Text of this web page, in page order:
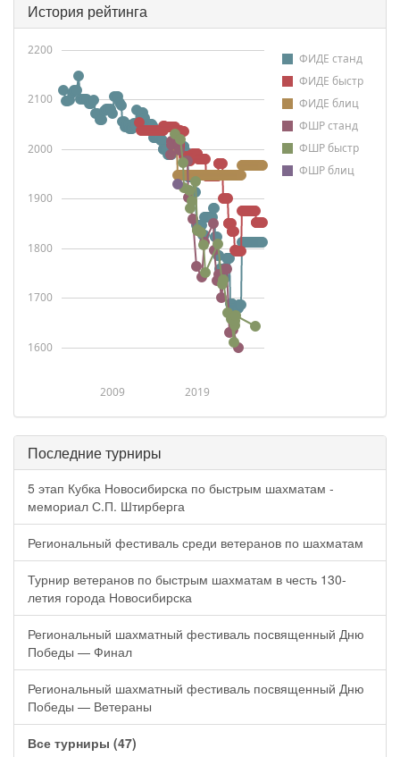
История рейтинга
ФИДЕ станд
ФИДЕ быстр
ФИДЕ блиц
ФШР станд
ФШР быстр
ФШР блиц
2009 2019
1600
1700
1800
1900
2000
2100
2200
Последние турниры
5 этап Кубка Новосибирска по быстрым шахматам -
мемориал С.П. Штирберга
Региональный фестиваль среди ветеранов по шахматам
Турнир ветеранов по быстрым шахматам в честь 130-
летия города Новосибирска
Региональный шахматный фестиваль посвященный Дню
Победы — Финал
Региональный шахматный фестиваль посвященный Дню
Победы — Ветераны
Все турниры (47)